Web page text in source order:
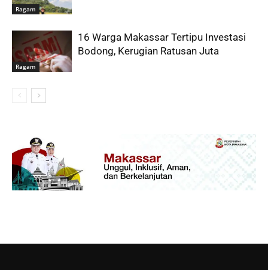
Ragam
Ragam
16 Warga Makassar Tertipu Investasi
Bodong, Kerugian Ratusan Juta